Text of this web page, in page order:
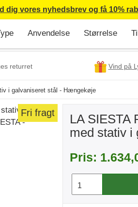
dig vores nyhedsbrev og få 10%
Anvendelse Størrelse
returret Vind på
i galvaniseret stål - Hængekøje
Fri fragt
LA SIESTA
med stativ
Pris: